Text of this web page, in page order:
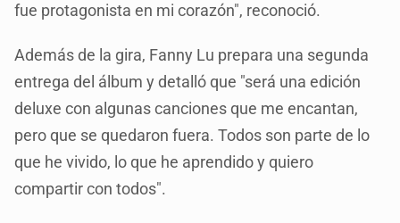
fue protagonista en mi corazón", reconoció.
Además de la gira, Fanny Lu prepara una segunda
entrega del álbum y detalló que "será una edición
deluxe con algunas canciones que me encantan,
pero que se quedaron fuera. Todos son parte de lo
que he vivido, lo que he aprendido y quiero
compartir con todos".